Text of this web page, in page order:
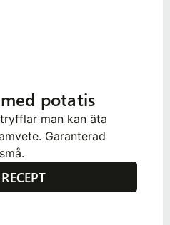
potatis
man kan äta
Garanterad